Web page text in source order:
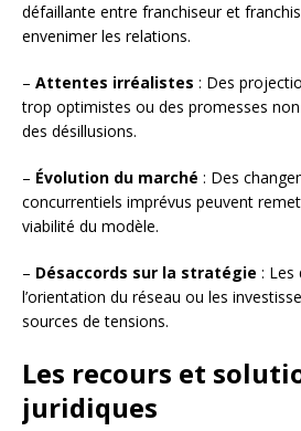
défaillante entre franchiseur et
envenimer les relations.
– Attentes irréalistes : Des
trop optimistes ou des promesses
des désillusions.
– Évolution du marché : Des
concurrentiels imprévus peuvent
viabilité du modèle.
– Désaccords sur la stratégie : Les
l’orientation du réseau ou les
sources de tensions.
Les recours et
juridiques